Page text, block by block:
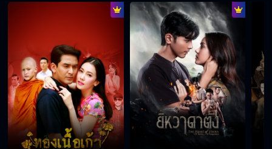
การที่ฉันได้เจอคนดีๆ เป็นเพราะว่าฉันไหว้เจ้าที่
ด้วยของดีๆ ไม่เคยขาด
ลำยองไม่ใช่กุลีนะคะ ถึงต้องไปรับจ้างใคร
คุณกวงไม่รักลำยองเลย แค่เข็มขัดทองก็ซื้อให้ไม่
ได้